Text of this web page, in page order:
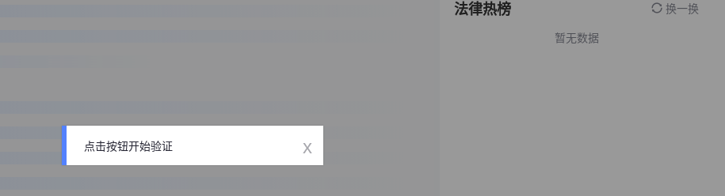
法律热榜 换一换
暂无数据
点击按钮开始验证 x